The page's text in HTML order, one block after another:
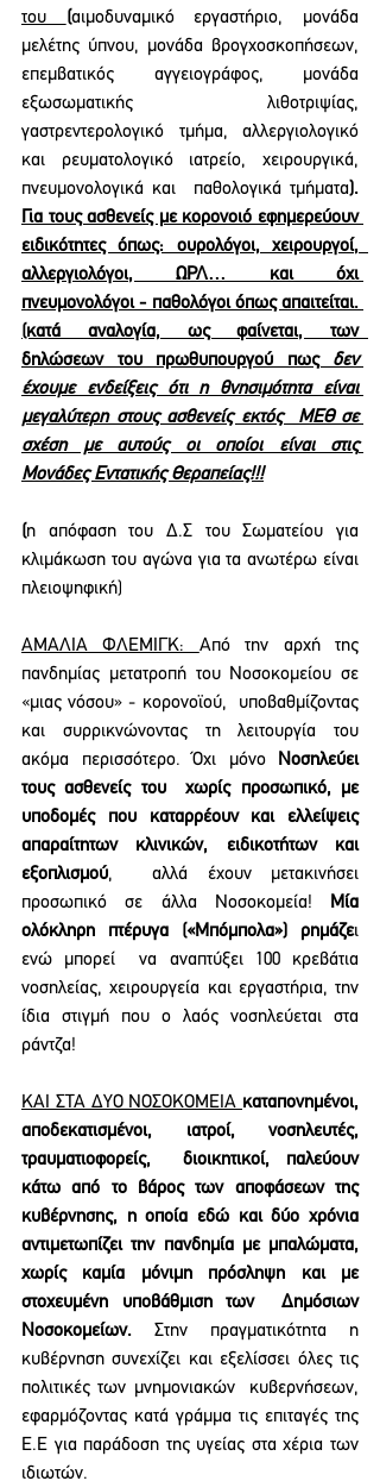
του (αιμοδυναμικό εργαστήριο, μονάδα
μελέτης ύπνου, μονάδα βρογχοσκοπήσεων,
επεμβατικός αγγειογράφος, μονάδα
εξωσωματικής  λιθοτριψίας,
γαστρεντερολογικό τμήμα, αλλεργιολογικό
και ρευματολογικό ιατρείο, χειρουργικά,
πνευμονολογικά και  παθολογικά τμήματα
Για τους ασθενείς με κορονοιό εφημερεύουν
ειδικότητες όπως: ουρολόγοι, χειρουργοί,
αλλεργιολόγοι, ΩΡΛ… και όχι
πνευμονολόγοι - παθολόγοι όπως απαιτείται.
(κατά αναλογία, ως φαίνεται, των
δηλώσεων του πρωθυπουργού πως δεν
έχουμε ενδείξεις ότι η θνησιμότητα είναι
μεγαλύτερη στους ασθενείς εκτός  ΜΕΘ σε
σχέση με αυτούς οι οποίοι είναι στις
Μονάδες Εντατικής Θεραπείας!!!
(η απόφαση του Δ.Σ του Σωματείου για
κλιμάκωση του αγώνα για τα ανωτέρω είναι
πλειοψηφική)
ΑΜΑΛΙΑ ΦΛΕΜΙΓΚ: Από την αρχή της
πανδημίας μετατροπή του Νοσοκομείου σε
«μιας νόσου» - κορονοϊού,  υποβαθμίζοντας
και συρρικνώνοντας τη λειτουργία του
ακόμα περισσότερο. Όχι μόνο
Νοσηλεύει
τους ασθενείς του  χωρίς προσωπικό, με
υποδομές που καταρρέουν και ελλείψεις
απαραίτητων κλινικών, ειδικοτήτων και
εξοπλισμού,  αλλά έχουν μετακινήσει
προσωπικό σε άλλα Νοσοκομεία!
Μία
ολόκληρη πτέρυγα («Μπόμπολα») ρημάζει
ενώ μπορεί  να αναπτύξει 100 κρεβάτια
νοσηλείας, χειρουργεία και εργαστήρια, την
ίδια στιγμή που ο λαός νοσηλεύεται στα
ράντζα!
ΚΑΙ ΣΤΑ ΔΥΟ ΝΟΣΟΚΟΜΕΙΑ καταπονημένοι,
αποδεκατισμένοι, ιατροί, νοσηλευτές,
τραυματιοφορείς,  διοικητικοί, παλεύουν
κάτω από το βάρος των αποφάσεων της
κυβέρνησης, η οποία εδώ και δύο χρόνια
αντιμετωπίζει την πανδημία με μπαλώματα,
χωρίς καμία μόνιμη πρόσληψη και με
στοχευμένη υποβάθμιση των  Δημόσιων
Νοσοκομείων. Στην πραγματικότητα η
κυβέρνηση συνεχίζει και εξελίσσει όλες τις
πολιτικές των μνημονιακών  κυβερνήσεων,
εφαρμόζοντας κατά γράμμα τις επιταγές της
Ε.Ε για παράδοση της υγείας στα χέρια των
ιδιωτών.